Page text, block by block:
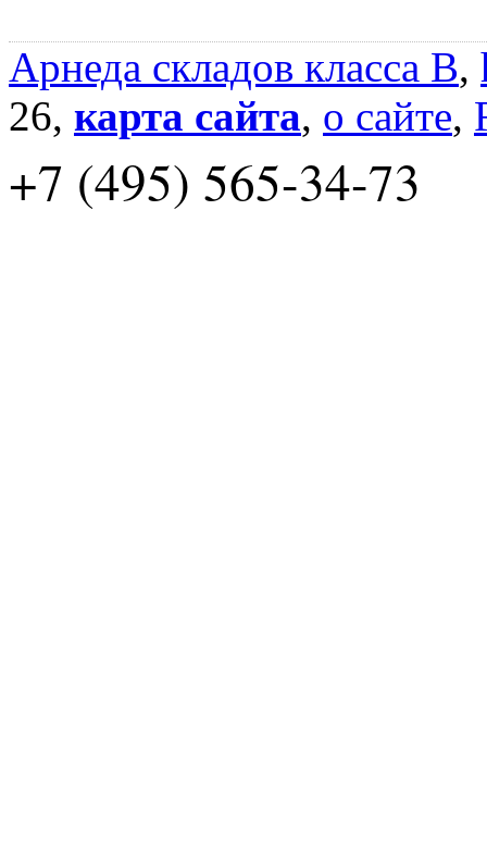
Арнеда складов класса B,
26, карта сайта, о сайте,
+7 (495) 565-34-73